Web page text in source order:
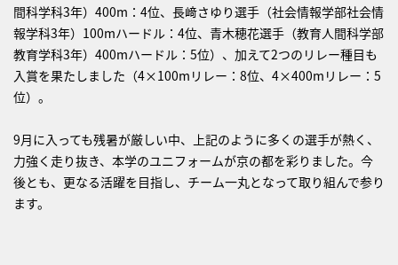
間科学科3年）400m：4位、長﨑さゆり選手（社会情報学部社会情
報学科3年）100mハードル：4位、青木穂花選手（教育人間科学部
教育学科3年）400mハードル：5位）、加えて2つのリレー種目も
入賞を果たしました（4×100mリレー：8位、4×400mリレー：5
位）。
9月に入っても残暑が厳しい中、上記のように多くの選手が熱く、
力強く走り抜き、本学のユニフォームが京の都を彩りました。今
後とも、更なる活躍を目指し、チーム一丸となって取り組んで参り
ます。